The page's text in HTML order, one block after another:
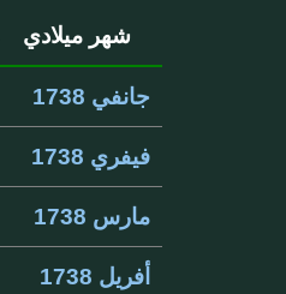
شهر ميلادي
جانفي 1738
فيفري 1738
مارس 1738
أفريل 1738